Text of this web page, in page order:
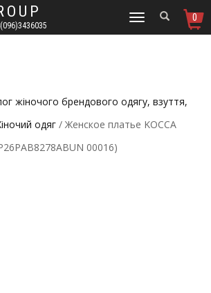
TOGGLE
0
жіночого брендового одягу, взуття,
одяг / Женское платье KOCCA
00016)